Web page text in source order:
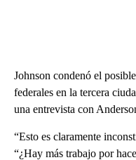
Johnson condenó el
federales en la tercera
una entrevista con
“Esto es claramente
“¿Hay más trabajo por